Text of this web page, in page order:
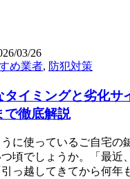
03/26
め業者, 防犯対策
タイミングと劣化サ
で徹底解説
に使っているご自宅の
頃でしょうか。「最近
引っ越してきてから何